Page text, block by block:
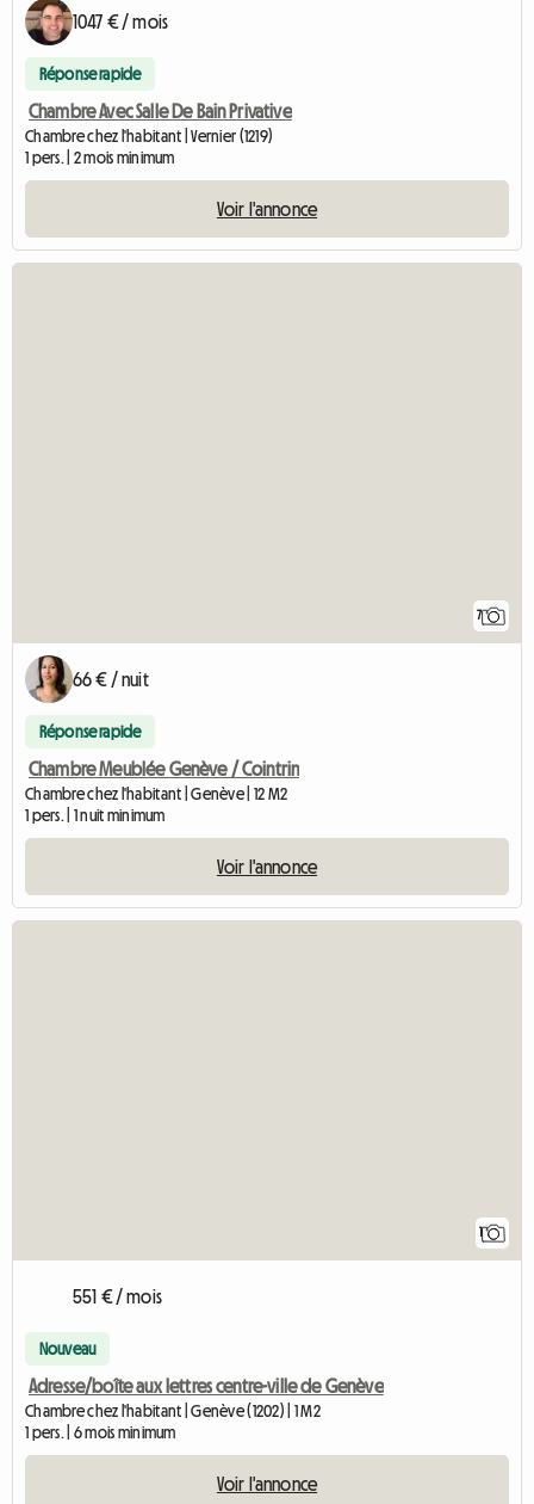
1047 € / mois
Réponse rapide
Chambre Avec Salle De Bain Privative
Chambre chez l'habitant | Vernier (1219)
1 pers. | 2 mois minimum
Voir l'annonce
7
66 € / nuit
Réponse rapide
Chambre Meublée Genève / Cointrin
Chambre chez l'habitant | Genève | 12 M2
1 pers. | 1 nuit minimum
Voir l'annonce
1
551 € / mois
Nouveau
Adresse/boîte aux lettres centre-ville de Genève
Chambre chez l'habitant | Genève (1202) | 1 M2
1 pers. | 6 mois minimum
Voir l'annonce